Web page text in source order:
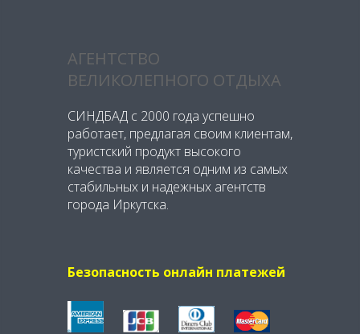
АГЕНТСТВО
ВЕЛИКОЛЕПНОГО ОТДЫХА
СИНДБАД с 2000 года успешно
работает, предлагая своим клиентам,
туристский продукт высокого
качества и является одним из самых
стабильных и надежных агентств
города Иркутска.
Безопасность онлайн платежей